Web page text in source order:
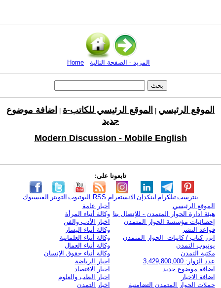
Home المزيد - الصفحة التالية
الموقع الرئيسي الموقع الرئيسي للكاتب-ة
اضافة موضوع
جديد
Modern Discussion - Mobile English
تابعونا على:
الفيسبوك التويتر اليوتيوب RSS الانستغرام لينكدإن تيلكرامبنترست
الموقع الرئيسي
هيئة ادارة الحوار المتمدن - للإتصال بنا
إحصائيات مؤسسة الحوار المتمدن
قواعد النشر
ابرز كتاب / كاتبات الحوار المتمدن
يوتيوب التمدن
مكتبة التمدن
عدد الزوار: 3,429,800,000
اضافة موضوع جديد
اضافة الاخبار
حملات الحوار المتمدن التضامنية
أخبار عامة
وكالة أنباء المرأة
اخبار الأدب والفن
وكالة أنباء اليسار
وكالة أنباء العلمانية
وكالة أنباء العمال
وكالة أنباء حقوق الإنسان
اخبار الرياضة
اخبار الاقتصاد
اخبار الطب والعلوم
اخبار التمدن